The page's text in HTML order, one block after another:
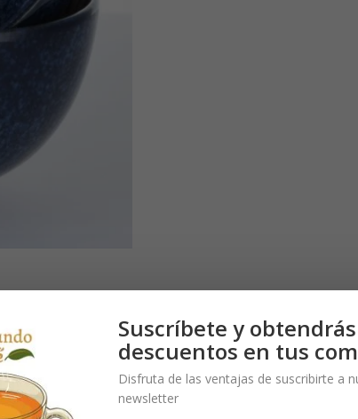
Ø 110 x 65 mm
Suscríbete y obtendrás
descuentos en tus
Disfruta de las ventajas de suscribirte a
newsletter